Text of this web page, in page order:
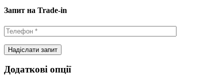
Запит на Trade-in
Додаткові опції